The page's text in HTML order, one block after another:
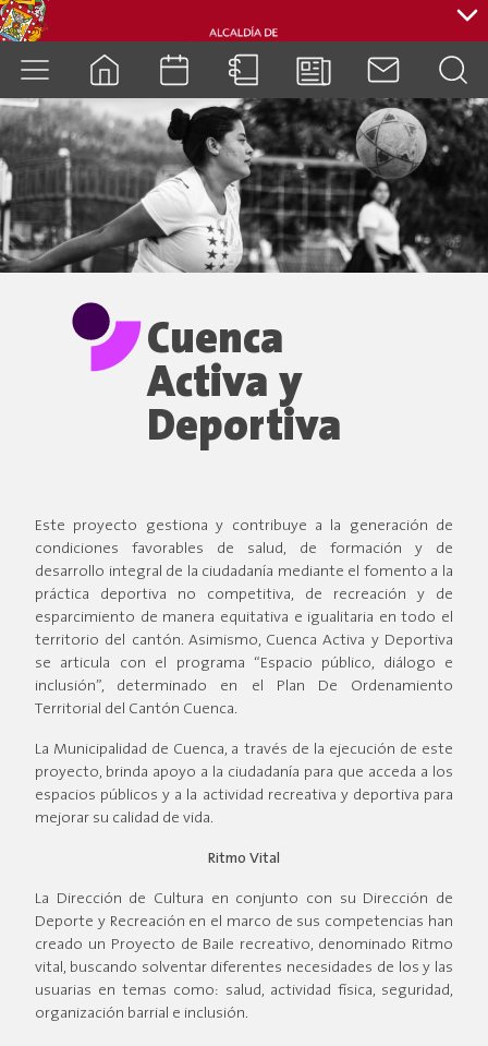
cuenca.gob.ec
Cuenca
Activa y
Deportiva
Este proyecto gestiona y contribuye a la generación de
condiciones favorables de salud, de formación y de
desarrollo integral de la ciudadanía mediante el fomento a la
práctica deportiva no competitiva, de recreación y de
esparcimiento de manera equitativa e igualitaria en todo el
territorio del cantón. Asimismo, Cuenca Activa y Deportiva
se articula con el programa “Espacio público, diálogo e
inclusión”, determinado en el Plan De Ordenamiento
Territorial del Cantón Cuenca.
La Municipalidad de Cuenca, a través de la ejecución de este
proyecto, brinda apoyo a la ciudadanía para que acceda a los
espacios públicos y a la actividad recreativa y deportiva para
mejorar su calidad de vida.
Ritmo Vital
La Dirección de Cultura en conjunto con su Dirección de
Deporte y Recreación en el marco de sus competencias han
creado un Proyecto de Baile recreativo, denominado Ritmo
vital, buscando solventar diferentes necesidades de los y las
usuarias en temas como: salud, actividad física, seguridad,
organización barrial e inclusión.